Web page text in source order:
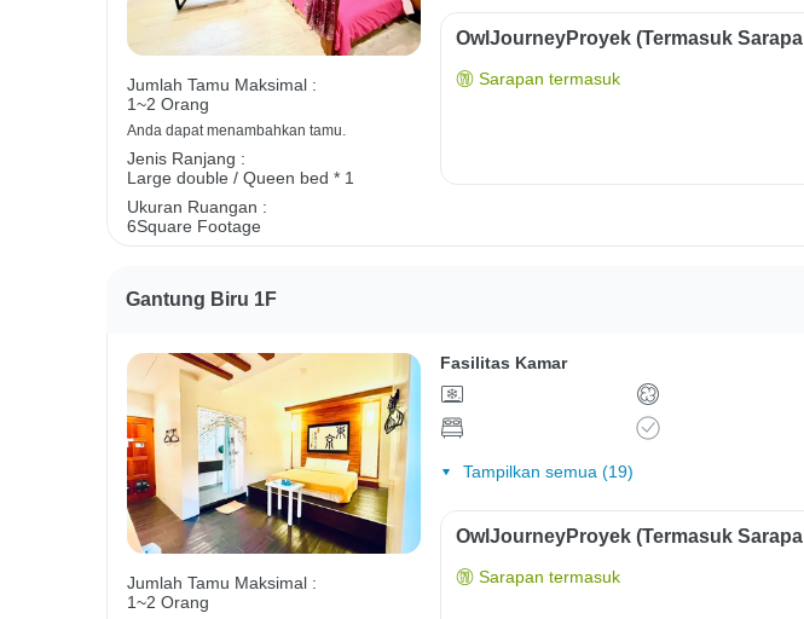
Jumlah Tamu Maksimal :
1~2 Orang
Anda dapat menambahkan tamu.
Jenis Ranjang :
Large double / Queen bed * 1
Ukuran Ruangan :
6Square Footage
OwlJourneyProyek (Termasuk
Sarapan termasuk
Gantung Biru 1F
Jumlah Tamu Maksimal :
1~2 Orang
Fasilitas Kamar
Tampilkan semua (19)
OwlJourneyProyek (Termasuk
Sarapan termasuk